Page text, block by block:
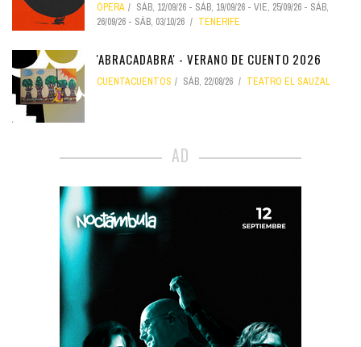
ÓPERA SÁB, 12/09/26 - SÁB, 19/09/26 - VIE, 25/09/26 - SÁB,
26/09/26 - SÁB, 03/10/26 TENERIFE
'ABRACADABRA' - VERANO DE CUENTO 2026
CUENTACUENTOS SÁB, 22/08/26 TEATRO EL SAUZAL
AD